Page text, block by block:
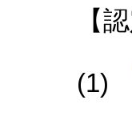
【認
(1)